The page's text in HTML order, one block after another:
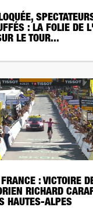
: LA FOLIE DE
LE TOUR...
: VICTOIRE
RICHARD
HAUTES-ALPES